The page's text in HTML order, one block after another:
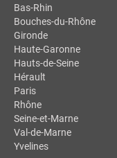
Bas-Rhin
Bouches-du-Rhône
Gironde
Haute-Garonne
Hauts-de-Seine
Hérault
Paris
Rhône
Seine-et-Marne
Val-de-Marne
Yvelines